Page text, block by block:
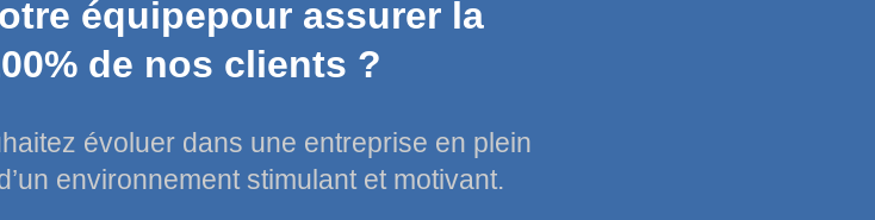
équipepour assurer la
de nos clients ?
évoluer dans une entreprise en plein
environnement stimulant et motivant.